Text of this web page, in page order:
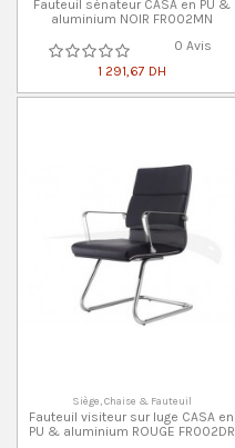
Fauteuil sénateur CASA en PU &
aluminium NOIR FR002MN
0 Avis
1 291,67 DH
Siège, Chaise & Fauteuil
Fauteuil visiteur sur luge CASA en
PU & aluminium ROUGE FR002DR